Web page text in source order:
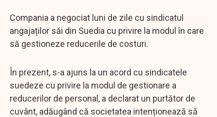
Compania a negociat luni de zile cu sindicatul
angajaților săi din Suedia cu privire la modul în care
să gestioneze reducerile de costuri.
În prezent, s-a ajuns la un acord cu sindicatele
suedeze cu privire la modul de gestionare a
reducerilor de personal, a declarat un purtător de
cuvânt, adăugând că societatea intenționează să